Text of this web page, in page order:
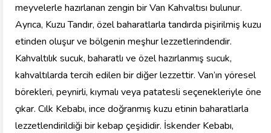
meyvelerle hazırlanan zengin bir Van Kahvaltısı bulunur.
Ayrıca, Kuzu Tandır, özel baharatlarla tandırda pişirilmiş kuzu
etinden oluşur ve bölgenin meşhur lezzetlerindendir.
Kahvaltılık sucuk, baharatlı ve özel hazırlanmış sucuk,
kahvaltılarda tercih edilen bir diğer lezzettir. Van’ın yöresel
börekleri, peynirli, kıymalı veya patatesli seçenekleriyle öne
çıkar. Cılk Kebabı, ince doğranmış kuzu etinin baharatlarla
lezzetlendirildiği bir kebap çeşididir. İskender Kebabı,